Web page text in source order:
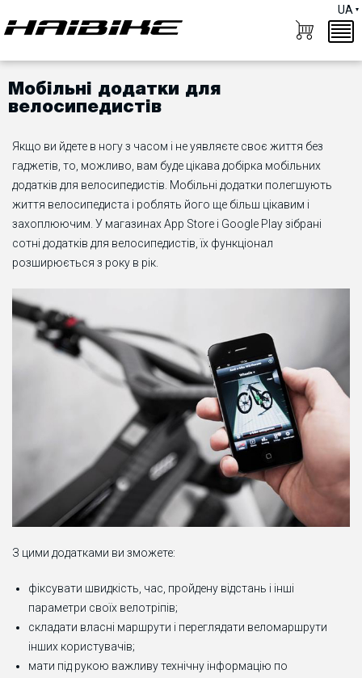
UA
Мобільні додатки для
велосипедистів
Якщо ви йдете в ногу з часом і не уявляєте своє життя без
гаджетів, то, можливо, вам буде цікава добірка мобільних
додатків для велосипедистів. Мобільні додатки полегшують
життя велосипедиста і роблять його ще більш цікавим і
захоплюючим. У магазинахApp Store і Google Playзібрані
сотні додатків для велосипедистів їх функціонал
розширюється з року в рік
З цими додатками ви зможете:
фіксувати швидкість, час, пройдену відстань і інші
параметри своїх велотріпів;
складати власні маршрути і переглядати веломаршрути
інших користувачів;
мати під рукою важливу технічну інформацію по